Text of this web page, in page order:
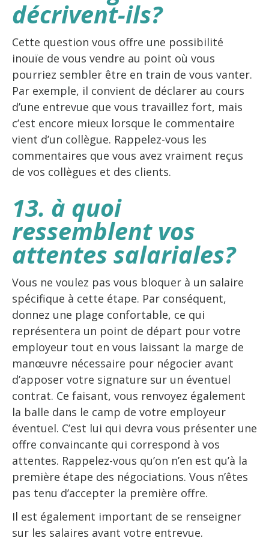
décrivent-ils?
Cette question vous offre une possibilité
inouïe de vous vendre au point où vous
pourriez sembler être en train de vous vanter.
Par exemple, il convient de déclarer au cours
d’une entrevue que vous travaillez fort, mais
c’est encore mieux lorsque le commentaire
vient d’un collègue. Rappelez-vous les
commentaires que vous avez vraiment reçus
de vos collègues et des clients.
13. à quoi
ressemblent vos
attentes salariales?
Vous ne voulez pas vous bloquer à un salaire
spécifique à cette étape. Par conséquent,
donnez une plage confortable, ce qui
représentera un point de départ pour votre
employeur tout en vous laissant la marge de
manœuvre nécessaire pour négocier avant
d’apposer votre signature sur un éventuel
contrat. Ce faisant, vous renvoyez également
la balle dans le camp de votre employeur
éventuel. C’est lui qui devra vous présenter une
offre convaincante qui correspond à vos
attentes. Rappelez-vous qu’on n’en est qu’à la
première étape des négociations. Vous n’êtes
pas tenu d’accepter la première offre.
Il est également important de se renseigner
sur les salaires avant votre entrevue.